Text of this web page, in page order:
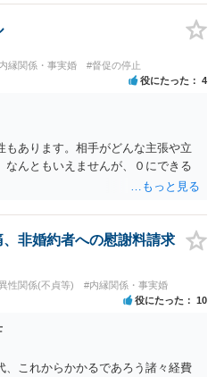
は変わってくるかと思われます。 ま
手方の判断として、それで全て終わ
、という考え方もあり得ます。
縁関係・事実婚 #督促の停止
役にたった 4
あります。相手がどんな主張や立
んともいえませんが、０にできる
非婚約者への慰謝料請求
性関係(不貞等) #内縁関係・事実婚
役にたった 10
、これからかかるであろう諸々経費